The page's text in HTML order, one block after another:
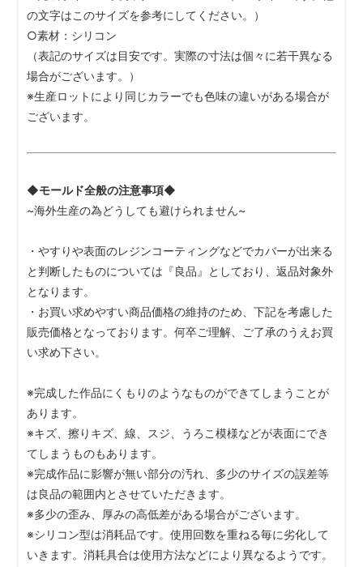
の文字はこのサイズを参考にしてください。）
○素材：シリコン
（表記のサイズは目安です。実際の寸法は個々に若干異なる
場合がございます。）
※生産ロットにより同じカラーでも色味の違いがある場合が
ございます。
◆モールド全般の注意事項◆
~海外生産の為どうしても避けられません~
・やすりや表面のレジンコーティングなどでカバーが出来る
と判断したものについては『良品』としており、返品対象外
となります。
・お買い求めやすい商品価格の維持のため、下記を考慮した
販売価格となっております。何卒ご理解、ご了承のうえお買
い求め下さい。
※完成した作品にくもりのようなものができてしまうことが
あります。
※キズ、擦りキズ、線、スジ、うろこ模様などが表面にでき
てしまうものもあります。
※完成作品に影響が無い部分の汚れ、多少のサイズの誤差等
は良品の範囲内とさせていただきます。
※多少の歪み、厚みの高低差がある場合がございます。
※シリコン型は消耗品です。使用回数を重ねる毎に劣化して
いきます。消耗具合は使用方法などにより異なるようです。